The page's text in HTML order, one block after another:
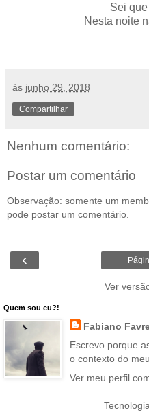
Sei
Nesta noite
às junho 29, 2018
Compartilhar
Nenhum comentário:
Postar um comentário
Observação: somente um
pode postar um comentário.
‹
Ver
Quem sou eu?!
Fabiano
Escrevo porque
o contexto do
Ver meu perfil